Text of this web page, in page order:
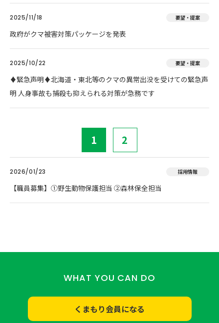
2025/11/18 要望・提案
政府がクマ被害対策パッケージを発表
2025/10/22 要望・提案
♦️緊急声明♦️北海道・東北等のクマの異常出没を受けての緊急声
明 人身事故も捕殺も抑えられる対策が急務です
1 2
2026/01/23 採用情報
【職員募集】①野生動物保護担当 ②森林保全担当
WHAT YOU CAN DO
くまもり会員になる